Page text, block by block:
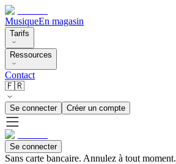
MusiqueEn magasin
Tarifs
Ressources
Contact
🇫🇷
Se connecter Créer un compte
Se connecter
Sans carte bancaire. Annulez à tout moment.